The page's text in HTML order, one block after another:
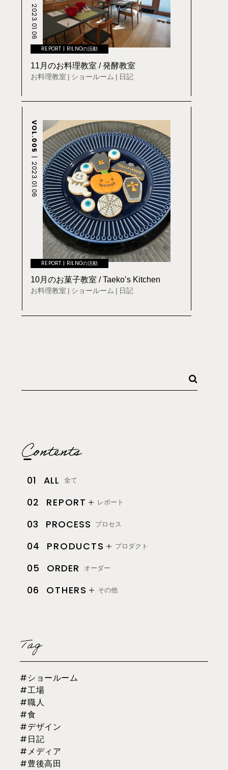
2023.01.06
REPORT RILNOの活動
11月のお料理教室 / 発酵教室
お料理教室 ショールーム 日記
VOL.005
2023.01.06
REPORT RILNOの活動
10月のお菓子教室 / Taeko’s Kitchen
お料理教室 ショールーム 日記
01 ALL 全て
02 REPORT レポート
03 PROCESS プロセス
04 PRODUCTS プロダクト
05 ORDER オーダー
06 OTHERS その他
#ショールーム
#工場
#職人
#食
#デザイン
#日記
#メディア
#豊後高田